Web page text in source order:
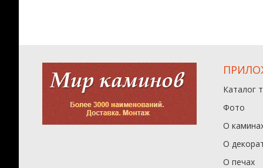
Каталог
Фото
О
О
О печах